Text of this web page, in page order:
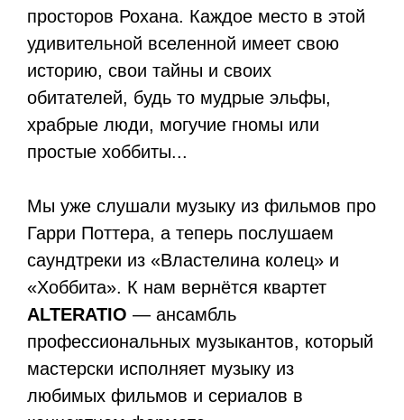
просторов Рохана. Каждое место в этой
удивительной вселенной имеет свою
историю, свои тайны и своих
обитателей, будь то мудрые эльфы,
храбрые люди, могучие гномы или
простые хоббиты...
Мы уже слушали музыку из фильмов про
Гарри Поттера, а теперь послушаем
саундтреки из «Властелина колец» и
«Хоббита». К нам вернётся квартет
ALTERATIO — ансамбль
профессиональных музыкантов, который
мастерски исполняет музыку из
любимых фильмов и сериалов в